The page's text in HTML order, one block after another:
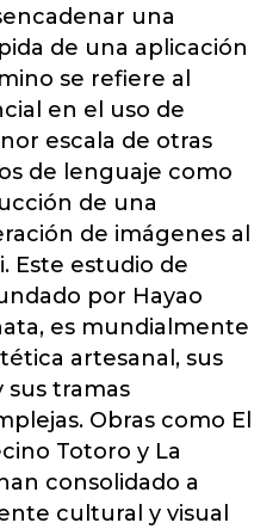
una
de una aplicación
se refiere al
en el uso de
escala de otras
de lenguaje como
de una
de imágenes al
Este estudio de
por Hayao
es mundialmente
artesanal, sus
sus tramas
Obras como El
Totoro y La
consolidado a
cultural y visual